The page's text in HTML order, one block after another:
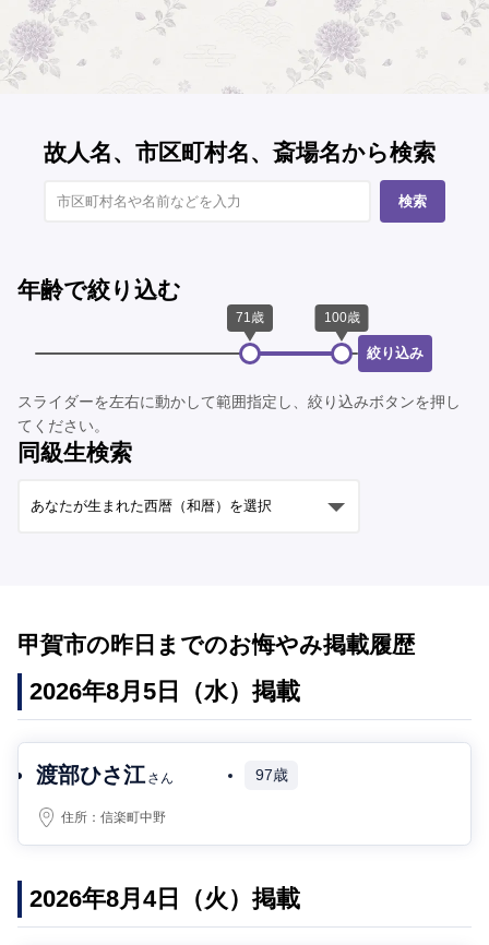
故人名、市区町村名、斎場名から検索
検索
年齢で絞り込む
絞り込み
スライダーを左右に動かして範囲指定し、絞り込みボタンを押し
てください。
同級生検索
甲賀市の昨日までのお悔やみ掲載履歴
2026年8月5日（水）掲載
渡部ひさ江 さん 97歳
住所：信楽町中野
2026年8月4日（火）掲載